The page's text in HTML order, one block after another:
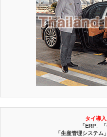
タイ導
「ERP」
「生産管理システム